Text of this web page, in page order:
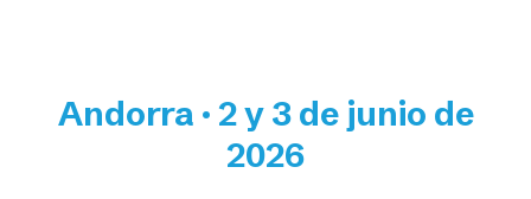
Andorra · 2 y 3 de junio de
2026